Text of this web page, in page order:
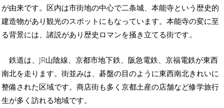
が由来です。区内は市街地の中心で二条城、本能寺という歴史的
建造物があり観光のスポットにもなっています。本能寺の変に至
る背景には、諸説があり歴史ロマンを掻き立てる街です。
鉄道は、JR山陰線、京都市地下鉄、阪急電鉄、京福電鉄が東西
南北を走ります。街並みは、碁盤の目のように東西南北きれいに
整備された区域です。商店街も多く京都土産の店舗など修学旅行
生が多く訪れる地域です。